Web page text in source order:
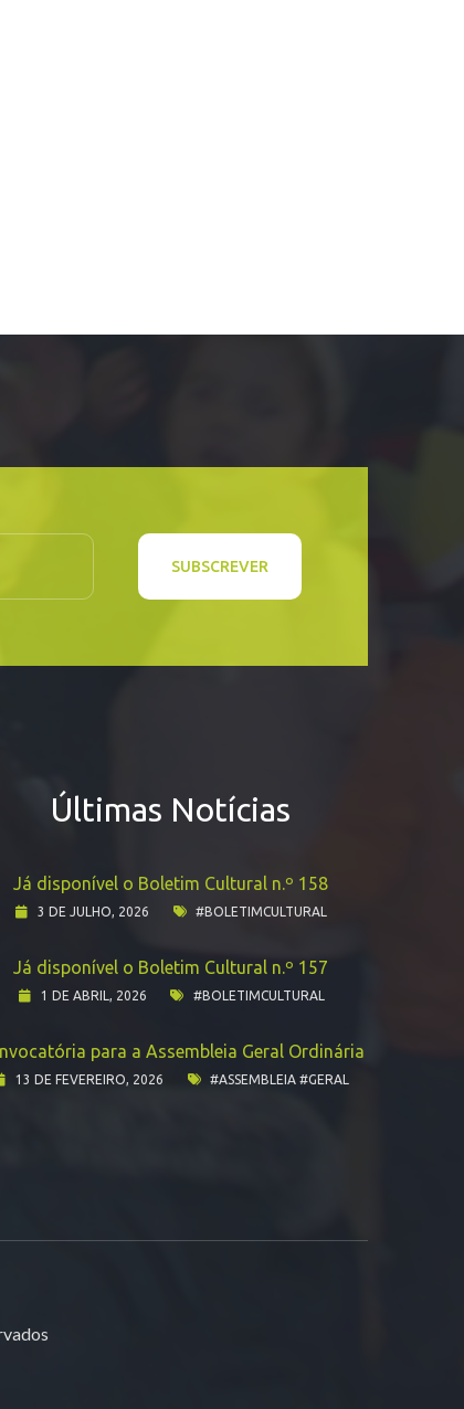
SUBSCREVER
Últimas Notícias
Já disponível o Boletim Cultural n.º 158
3 DE JULHO, 2026 #BOLETIMCULTURAL
Já disponível o Boletim Cultural n.º 157
1 DE ABRIL, 2026 #BOLETIMCULTURAL
para a Assembleia Geral Ordinária
13 DE FEVEREIRO, 2026 #ASSEMBLEIA #GERAL